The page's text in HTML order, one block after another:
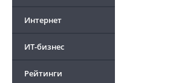
Интернет
ИТ-бизнес
Рейтинги